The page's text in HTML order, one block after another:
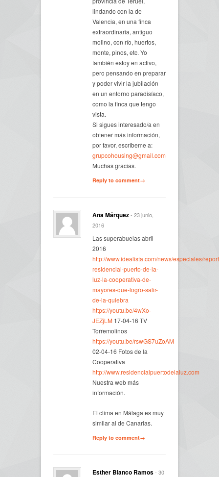
lindando con la de
Valencia, en una finca
extraordinaria, antiguo
molino, con río, huertos,
monte, pinos, etc. Yo
también estoy en activo,
pero pensando en preparar
y poder vivir la jubilación
en un entorno paradisíaco,
como la finca que tengo
vista.
Si sigues interesado/a en
obtener más información,
por favor, escríbeme a:
grupcohousing@gmail.com
Muchas gracias.
Reply to comment→
Ana Márquez- 23 junio,
2016
Las superabuelas abril
2016
http://www.idealista.com/news/especiales/
residencial-puerto-de-la-
luz-la-cooperativa-de-
mayores-que-logro-salir-
de-la-quiebra
https://youtu.be/4wXo-
JEZjLM 17-04-16 TV
Torremolinos
https://youtu.be/rswGS7uZoAM
02-04-16 Fotos de la
Cooperativa
http://www.residencialpuertodelaluz.com
Nuestra web más
información.
El clima en Málaga es muy
similar al de Canarias.
Reply to comment→
Esther Blanco Ramos- 30